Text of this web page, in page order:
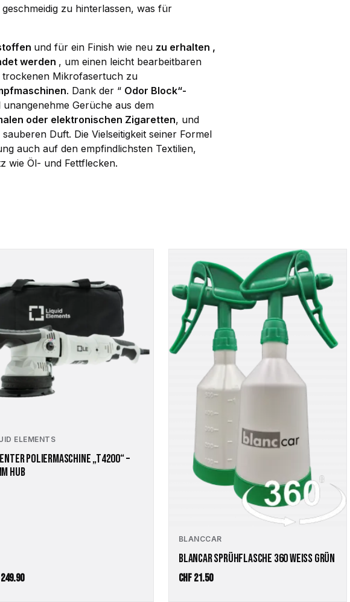
zu hinterlassen, was für
und für ein Finish wie neu zu erhalten ,
werden , um einen leicht bearbeitbaren
Mikrofasertuch zu
. Dank der “ Odor Block“-
Gerüche aus dem
oder elektronischen Zigaretten, und
Duft. Die Vielseitigkeit seiner Formel
auch auf den empfindlichsten Textilien,
wie Öl- und Fettflecken.
ELEMENTS
POLIERMASCHINE „T4200“ –
HUB
249.90
BLANCCAR
BLANCAR SPRÜHFLASCHE 360 WEISS GRÜN
CHF21.50